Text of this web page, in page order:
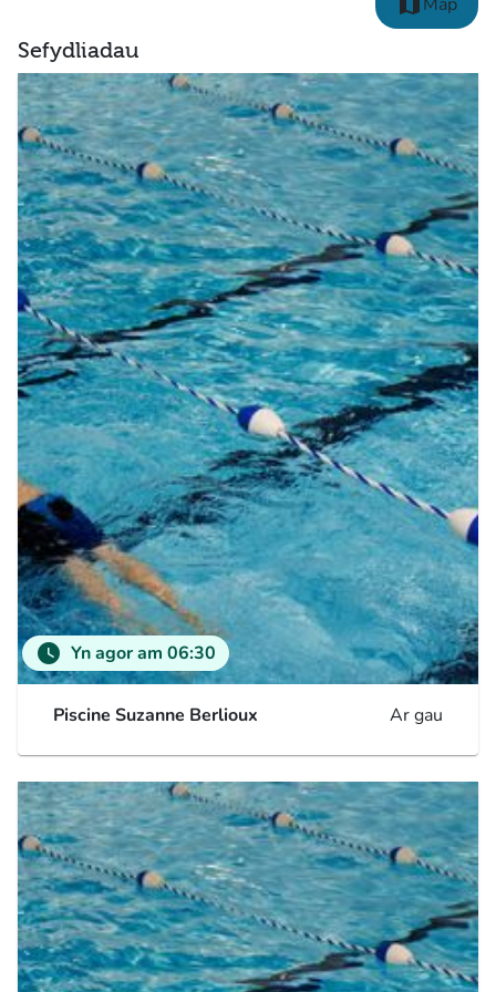
Sefydliadau
watch_later Yn agor am 06:30
Piscine Suzanne Berlioux Ar gau